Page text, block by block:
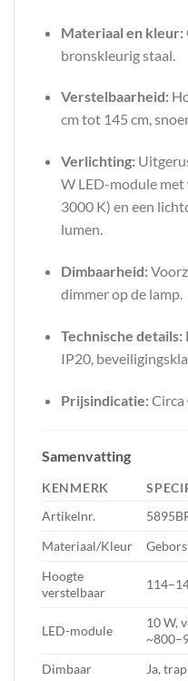
Materiaal en kleur:
bronskleurig staal.
Verstelbaarheid:
cm tot 145 cm,
Verlichting:
W LED-module
3000 K) en een
lumen.
Dimbaarheid:
dimmer op de lamp.
Technische details:
IP20,
Prijsindicatie:Circa
Samenvatting
KENMERK
Artikelnr.
Materiaal/Kleur
Hoogte
verstelbaar
LED-module
10 W,
Dimbaar
Ja,